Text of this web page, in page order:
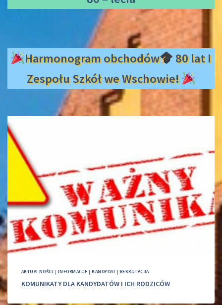
Harmonogram obchodów
80 lat I
Zespołu Szkół we Wschowie!
AKTUALNOŚCI | INFORMACJE |KANDYDAT | REKRUTACJA
KOMUNIKATY DLA KANDYDATÓW I ICH RODZICÓW